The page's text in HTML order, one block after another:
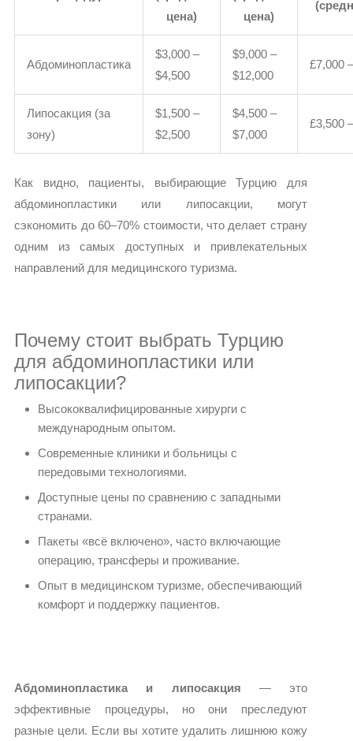
цена)
цена)
Абдоминопластика
$3,000 –
$4,500
$9,000 –
$12,000
£7,000
Липосакция (за
зону)
$1,500 –
$2,500
$4,500 –
$7,000
£3,500
Как видно, пациенты, выбирающие Турцию для
абдоминопластики или липосакции, могут
сэкономить до 60–70% стоимости, что делает страну
одним из самых доступных и привлекательных
направлений для медицинского туризма.
Почему стоит выбрать Турцию
для абдоминопластики или
липосакции?
Высококвалифицированные хирурги с
международным опытом.
Современные клиники и больницы с
передовыми технологиями.
Доступные цены по сравнению с западными
странами.
Пакеты «всё включено», часто включающие
операцию, трансферы и проживание.
Опыт в медицинском туризме, обеспечивающий
комфорт и поддержку пациентов.
Абдоминопластика и липосакция — это
эффективные процедуры, но они преследуют
разные цели. Если вы хотите удалить лишнюю кожу